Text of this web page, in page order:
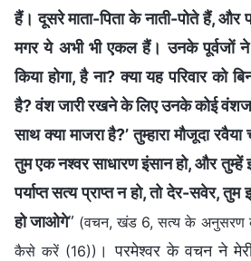
हैं। दूसरे माता-पिता के नाती-पोते हैं, और
मगर ये अभी भी एकल हैं। उनके पूर्वजों
किया होगा, है ना? क्या यह परिवार को
है? वंश जारी रखने के लिए उनके कोई वंशज
साथ क्या माजरा है?’ तुम्हारा मौजूदा रवैया
तुम एक नश्वर साधारण इंसान हो, और
पर्याप्त सत्य प्राप्त न हो, तो देर-सवेर,
हो जाओगे” (वचन, खंड 6, सत्य के अनुसरण
कैसे करें (16)) । परमेश्वर के वचन ने